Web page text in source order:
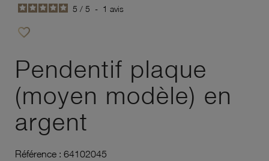
5 / 5 - 1 avis
favorite_border
Pendentif plaque
(moyen modèle) en
argent
Référence : 64102045